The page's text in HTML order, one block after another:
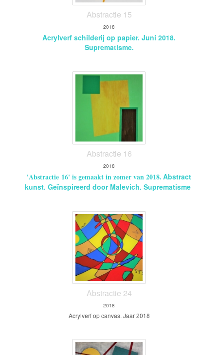
Abstractie 15
2018
Acrylverf schilderij op papier. Juni 2018.
Suprematisme.
Abstractie 16
2018
'Abstractie 16' is gemaakt in zomer van 2018. Abstract
kunst. Geïnspireerd door Malevich. Suprematisme
Abstractie 24
2018
Acrylverf op canvas. Jaar 2018